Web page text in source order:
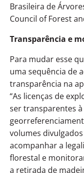
Brasileira de
Council of Forest
Transparência e
Para mudar esse
uma sequência de
transparência na
“As licenças de
ser transparentes
volumes
acompanhar a
florestal e
a retirada de